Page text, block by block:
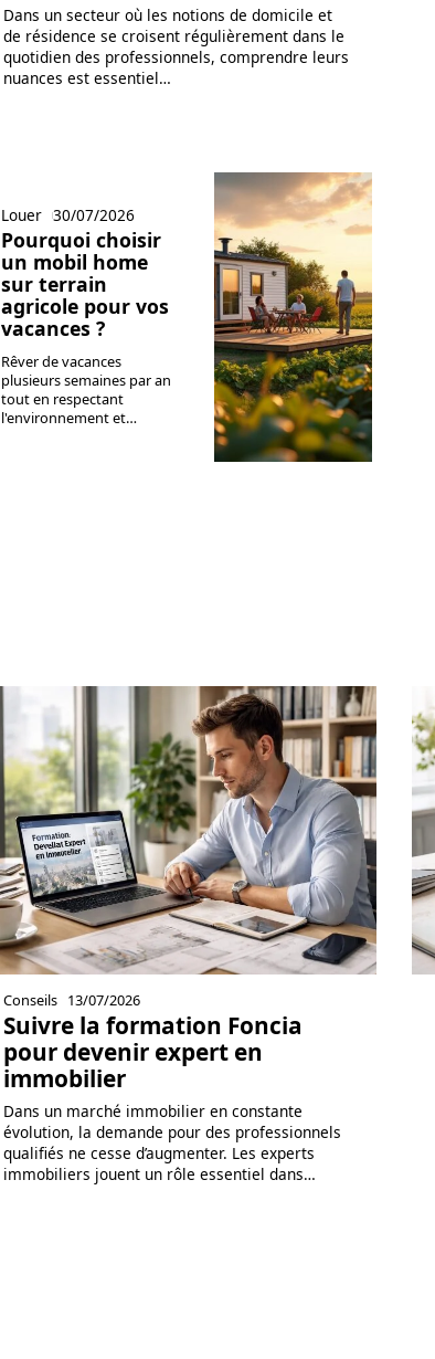
Dans un secteur où les notions de domicile et
de résidence se croisent régulièrement dans le
quotidien des professionnels, comprendre leurs
nuances est essentiel…
Louer 30/07/2026
Pourquoi choisir
un mobil home
sur terrain
agricole pour vos
vacances ?
Rêver de vacances
plusieurs semaines par an
tout en respectant
l'environnement et…
Conseils 13/07/2026
Suivre la formation Foncia
pour devenir expert en
immobilier
Dans un marché immobilier en constante
évolution, la demande pour des professionnels
qualifiés ne cesse d’augmenter. Les experts
immobiliers jouent un rôle essentiel dans…